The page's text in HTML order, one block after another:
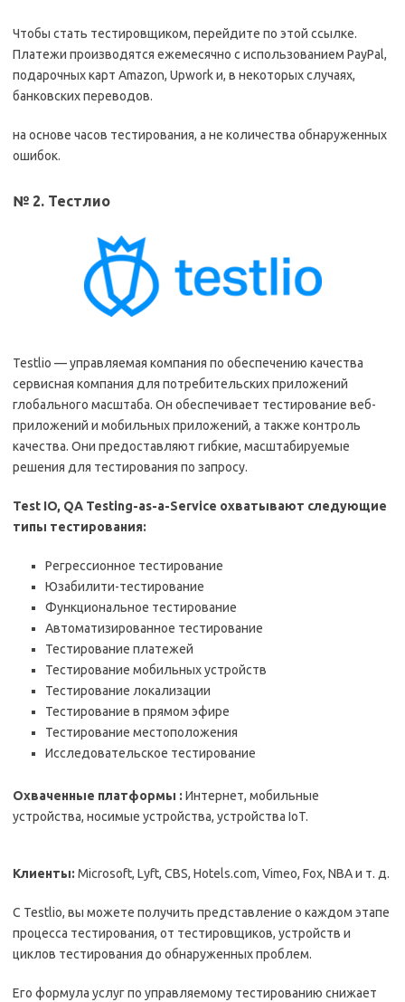
Чтобы стать тестировщиком, перейдите по этой ссылке.
Платежи производятся ежемесячно с использованием PayPal,
подарочных карт Amazon, Upwork и, в некоторых случаях,
банковских переводов.
на основе часов тестирования, а не количества обнаруженных
ошибок.
№ 2. Тестлио
Testlio — управляемая компания по обеспечению качества
сервисная компания для потребительских приложений
глобального масштаба. Он обеспечивает тестирование веб-
приложений и мобильных приложений, а также контроль
качества. Они предоставляют гибкие, масштабируемые
решения для тестирования по запросу.
Test IO, QA Testing-as-a-Service охватывают следующие
типы тестирования:
Регрессионное тестирование
Юзабилити-тестирование
Функциональное тестирование
Автоматизированное тестирование
Тестирование платежей
Тестирование мобильных устройств
Тестирование локализации
Тестирование в прямом эфире
Тестирование местоположения
Исследовательское тестирование
Охваченные платформы : Интернет, мобильные
устройства, носимые устройства, устройства IoT.
Клиенты: Microsoft, Lyft, CBS, Hotels.com, Vimeo, Fox, NBA и т. д.
С Testlio, вы можете получить представление о каждом этапе
процесса тестирования, от тестировщиков, устройств и
циклов тестирования до обнаруженных проблем.
Его формула услуг по управляемому тестированию снижает